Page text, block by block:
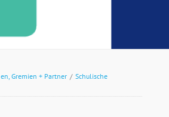
Gremien + Partner / Schulische